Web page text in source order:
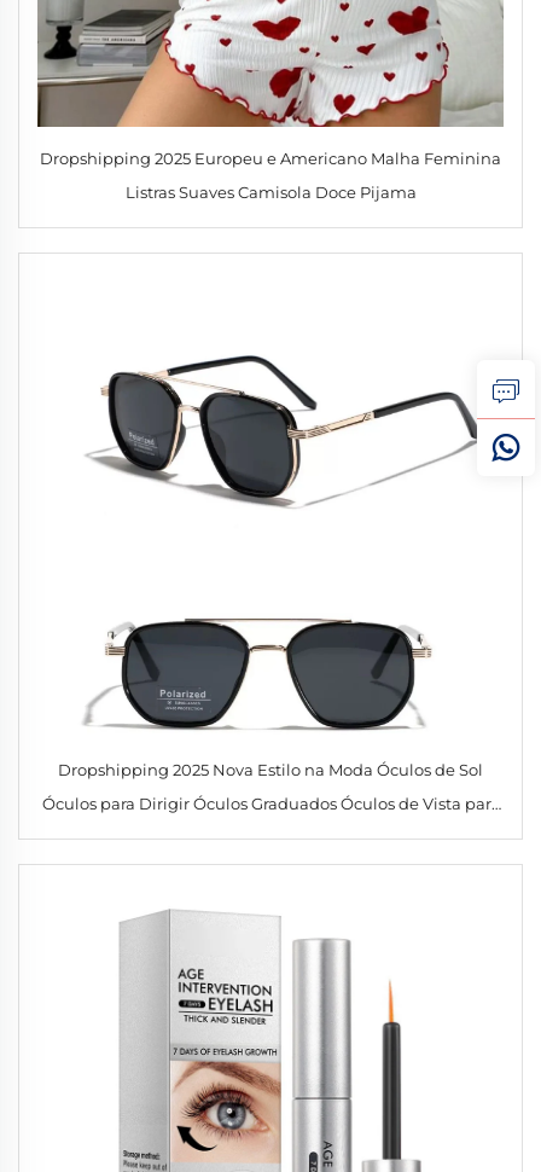
Dropshipping 2025 Europeu e Americano Malha Feminina
Listras Suaves Camisola Doce Pijama
Dropshipping 2025 Nova Estilo na Moda Óculos de Sol
Óculos para Dirigir Óculos Graduados Óculos de Vista para
Homens